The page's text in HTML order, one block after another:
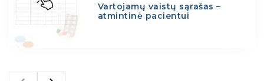
Vartojamų vaistų sąrašas –
atmintinė pacientui